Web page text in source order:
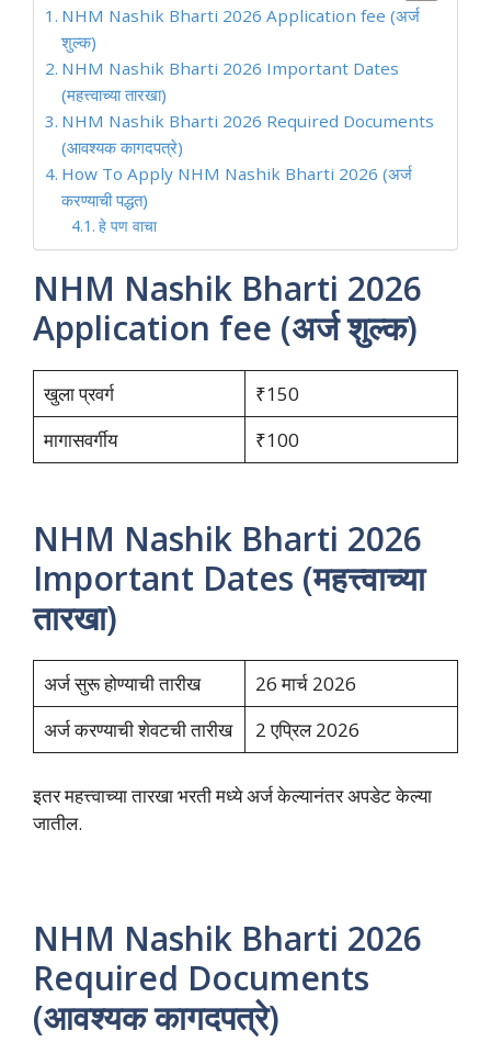
NHM Nashik Bharti 2026 Application fee (अर्ज
शुल्क)
NHM Nashik Bharti 2026 Important Dates
(महत्त्वाच्या तारखा)
NHM Nashik Bharti 2026 Required Documents
(आवश्यक कागदपत्रे)
How To Apply NHM Nashik Bharti 2026 (अर्ज
करण्याची पद्धत)
हे पण वाचा
NHM Nashik Bharti 2026
Application fee (अर्ज शुल्क)
खुला प्रवर्ग
₹150
मागासवर्गीय
₹100
NHM Nashik Bharti 2026
Important Dates (महत्त्वाच्या
तारखा)
अर्ज सुरू होण्याची तारीख
26 मार्च 2026
अर्ज करण्याची शेवटची तारीख
2 एप्रिल 2026
इतर महत्त्वाच्या तारखा भरती मध्ये अर्ज केल्यानंतर अपडेट केल्या
जातील.
NHM Nashik Bharti 2026
Required Documents
(आवश्यक कागदपत्रे)